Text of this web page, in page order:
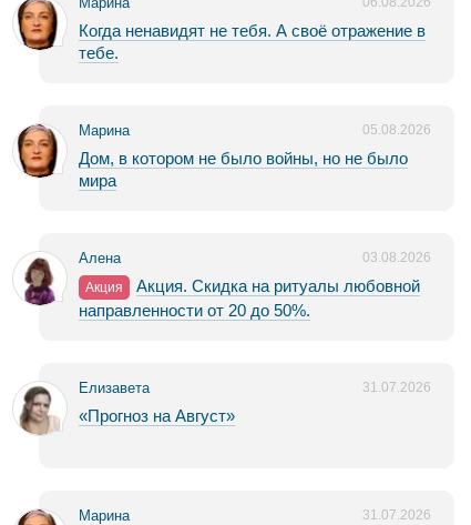
Когда ненавидят не тебя. А своё отражение в
тебе.
Марина 05.08.2026
Дом, в котором не было войны, но не было
мира
Алена
03.08.2026
Акция
Акция. Скидка на ритуалы любовной
направленности от 20 до 50%.
Елизавета 31.07.2026
«Прогноз на Август»
Марина 31.07.2026